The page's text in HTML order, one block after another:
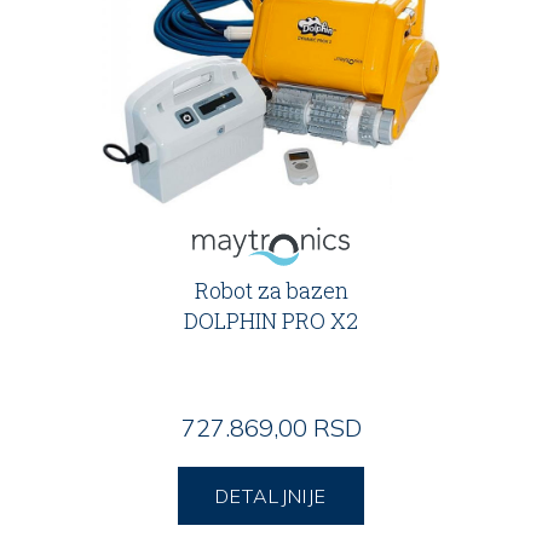
Robot za bazen
DOLPHIN PRO X2
727.869,00 RSD
DETALJNIJE